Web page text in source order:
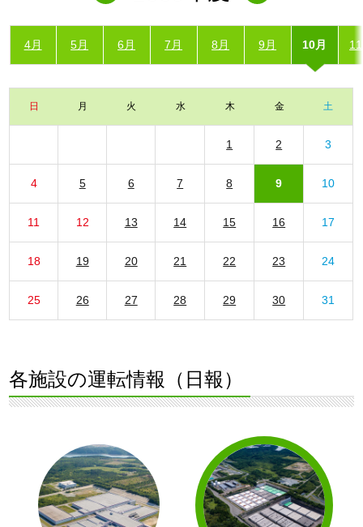
4月 5月 6月 7月 8月 9月 10月
日 月 火 水 木 金 土
1 2 3
4 5 6 7 8 9 10
11 12 13 14 15 16 17
18 19 20 21 22 23 24
25 26 27 28 29 30 31
各施設の運転情報（日報）